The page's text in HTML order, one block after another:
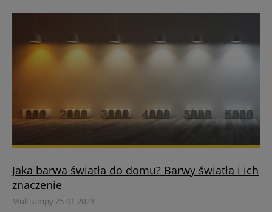
Jaka barwa światła do domu? Barwy światła i ich
znaczenie
Multilampy 25-01-2023